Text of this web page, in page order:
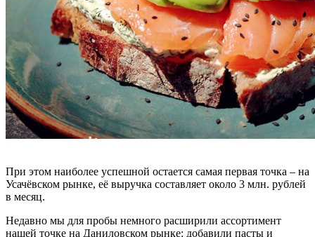
При этом наиболее успешной остается самая первая точка – на
Усачёвском рынке, её выручка составляет около 3 млн. рублей
в месяц.
Недавно мы для пробы немного расширили ассортимент
нашей точке на Даниловском рынке: добавили пасты и